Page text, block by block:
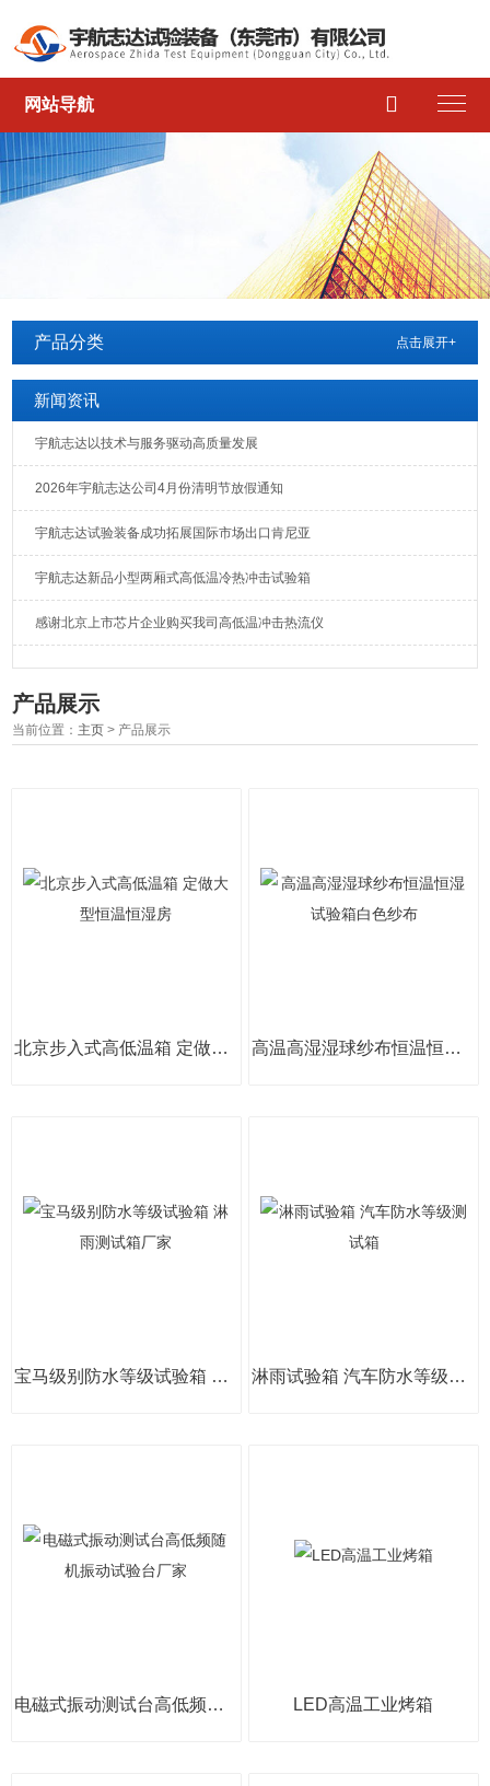
网站导航 
产品分类 点击展开+
新闻资讯
宇航志达以技术与服务驱动高质量发展
2026年宇航志达公司4月份清明节放假通知
宇航志达试验装备成功拓展国际市场出口肯尼亚
宇航志达新品小型两厢式高低温冷热冲击试验箱
感谢北京上市芯片企业购买我司高低温冲击热流仪
产品展示
当前位置： 主页 > 产品展示
北京步入式高低温箱 定做大型恒温恒湿房 高温高湿湿球纱布恒温恒湿试验箱白色纱布
宝马级别防水等级试验箱 淋雨测试箱厂家 淋雨试验箱 汽车防水等级测试箱
电磁式振动测试台高低频随机振动试验台厂家 LED高温工业烤箱